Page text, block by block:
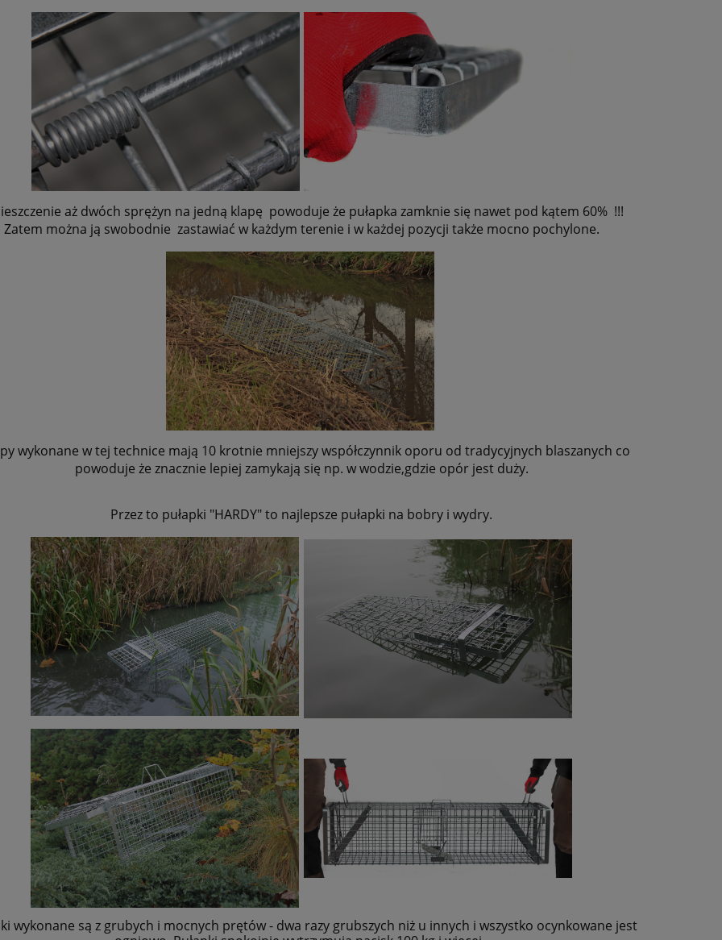
aż dwóch sprężyn na jedną klapę powoduje że pułapka zamknie się nawet pod kątem 60% !!!
Zatem można ją swobodnie zastawiać w każdym terenie i w każdej pozycji także mocno pochylone.
wykonane w tej technice mają 10 krotnie mniejszy współczynnik oporu od tradycyjnych blaszanych co
powoduje że znacznie lepiej zamykają się np. w wodzie,gdzie opór jest duży.
Przez to pułapki "HARDY" to najlepsze pułapki na bobry i wydry.
wykonane są z grubych i mocnych prętów - dwa razy grubszych niż u innych i wszystko ocynkowane jest